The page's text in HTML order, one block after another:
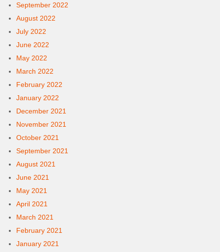
September 2022
August 2022
July 2022
June 2022
May 2022
March 2022
February 2022
January 2022
December 2021
November 2021
October 2021
September 2021
August 2021
June 2021
May 2021
April 2021
March 2021
February 2021
January 2021